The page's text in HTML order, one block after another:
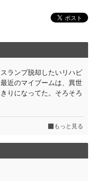
ランプ脱却したいリハビ
近のマイブームは、異世
りになってた。そろそろ
もっと見る